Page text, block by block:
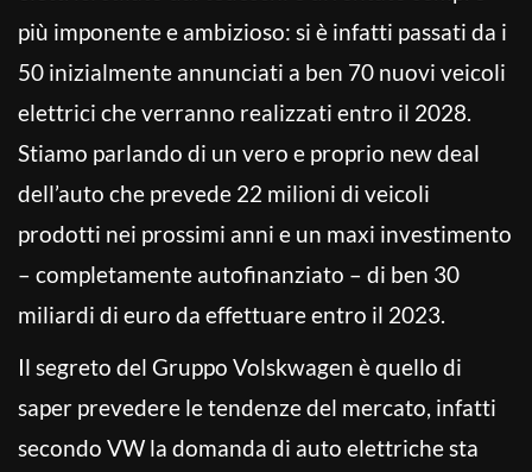
più imponente e ambizioso: si è infatti passati da i
50 inizialmente annunciati a ben 70 nuovi veicoli
elettrici che verranno realizzati entro il 2028.
Stiamo parlando di un vero e proprio new deal
dell’auto che prevede 22 milioni di veicoli
prodotti nei prossimi anni e un maxi investimento
– completamente autofinanziato – di ben 30
miliardi di euro da effettuare entro il 2023.
Il segreto del Gruppo Volskwagen è quello di
saper prevedere le tendenze del mercato, infatti
secondo VW la domanda di auto elettriche sta